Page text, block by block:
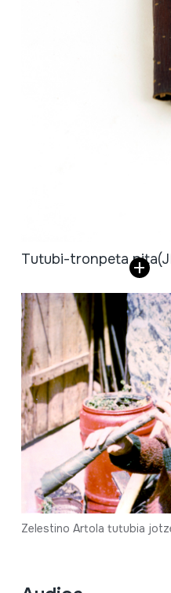
Tutubi-tronpeta pita
Zelestino Artola tutubia